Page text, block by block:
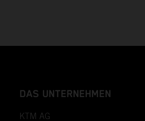
DAS UNTERNEHMEN
KTM AG